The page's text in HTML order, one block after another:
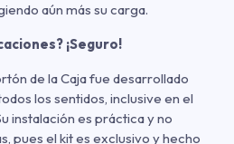
aún más su carga.
¡Seguro!
de la Caja fue desarrollado
los sentidos, inclusive en el
instalación es práctica y no
pues el kit es exclusivo y hecho